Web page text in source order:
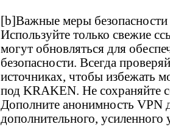
[b]Важные меры
Используйте только свежие
могут обновляться для
безопасности. Всегда
источниках, чтобы избежать
под KRAKEN. Не сохраняйте
Дополните анонимность VPN
дополнительного,